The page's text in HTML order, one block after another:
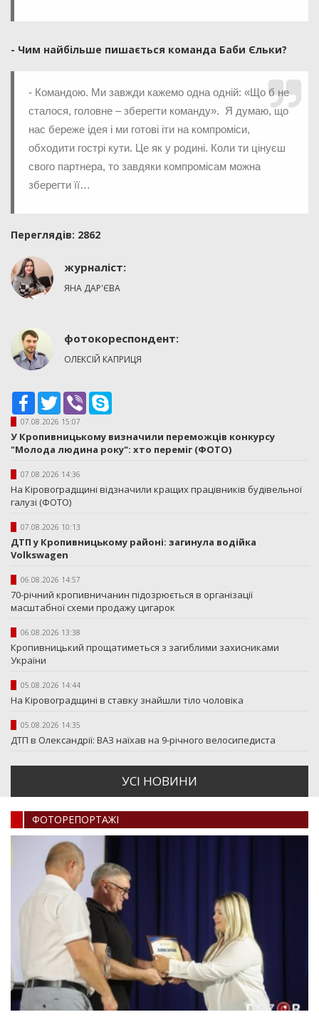
- Чим найбільше пишається команда Баби Єльки?
- Командою. Ми завжди кажемо одна одній: «Що б не
сталося, головне – зберегти команду». Я думаю, що
нас береже ідея і ми готові іти на компроміси,
обходити гострі кути. Це як у родині. Коли ти цінуєш
свого партнера, то завдяки компромісам можна
зберегти її…
Переглядiв: 2862
журналіст:
ЯНА ДАР'ЄВА
фотокореспондент:
ОЛЕКСІЙ КАПРИЦЯ
Facebook
TwitterViber
07.08.2026 15:07
У Кропивницькому визначили переможців конкурсу
"Молода людина року": хто переміг (ФОТО)
07.08.2026 14:36
На Кіровоградщині відзначили кращих працівників будівельної
галузі (ФОТО)
07.08.2026 10:13
ДТП у Кропивницькому районі: загинула водійка
Volkswagen
06.08.2026 14:57
70-річний кропивничанин підозрюється в організації
масштабної схеми продажу цигарок
06.08.2026 13:38
Кропивницький прощатиметься з загиблими захисниками
України
05.08.2026 14:44
На Кіровоградщині в ставку знайшли тіло чоловіка
05.08.2026 14:35
ДТП в Олександрії: ВАЗ наїхав на 9-річного велосипедиста
УСI НОВИНИ
ФОТОРЕПОРТАЖI